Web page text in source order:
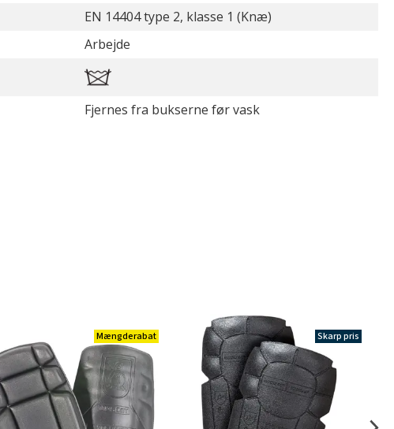
EN 14404 type 2, klasse 1 (Knæ)
Arbejde
Fjernes fra bukserne før vask
Mængderabat Skarp pris